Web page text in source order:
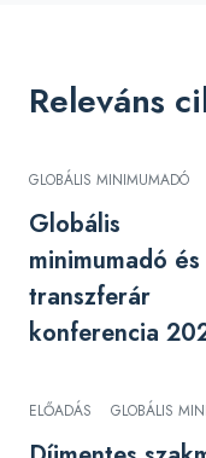
Releváns
GLOBÁLIS MINIMUMADÓ
Globális
minimumadó és
transzferár
konferencia
ELŐADÁS GLOBÁLIS